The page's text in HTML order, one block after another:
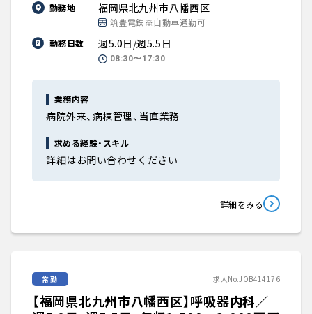
勤務地 福岡県北九州市八幡西区
筑豊電鉄※自動車通勤可
勤務日数
週5.0日/週5.5日
08:30〜17:30
業務内容
病院外来、病棟管理、当直業務
求める経験・スキル
詳細はお問い合わせください
詳細をみる
常勤 求人No.JOB414176
【福岡県北九州市八幡西区】呼吸器内科／